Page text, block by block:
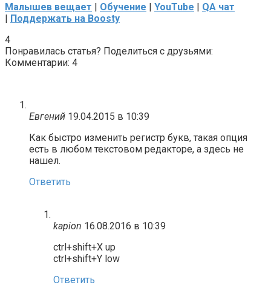
Малышев вещает | Обучение | YouTube | QA чат
| Поддержать на Boosty
4
Понравилась статья? Поделиться с друзьями:
Комментарии: 4
Евгений 19.04.2015 в 10:39
Как быстро изменить регистр букв, такая опция
есть в любом текстовом редакторе, а здесь не
нашел.
Ответить
kapion 16.08.2016 в 10:39
ctrl+shift+X up
ctrl+shift+Y low
Ответить